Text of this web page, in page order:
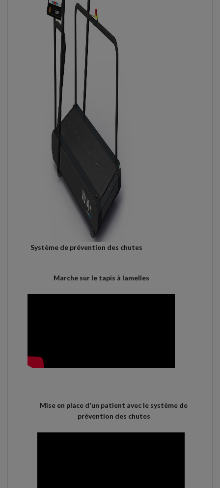
Système de prévention des chutes
Marche sur le tapis à lamelles
Mise en place d'un patient avec le système de
prévention des chutes